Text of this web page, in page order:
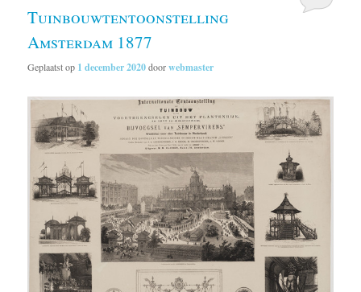
Tuinbouwtentoonstelling
Amsterdam 1877
Geplaatst op 1 december 2020doorwebmaster